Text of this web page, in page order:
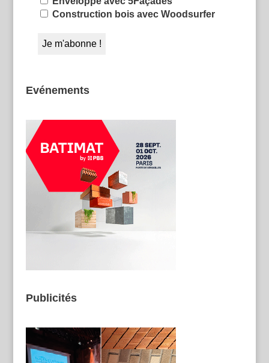
Construction bois avec Woodsurfer
Evénements
Publicités